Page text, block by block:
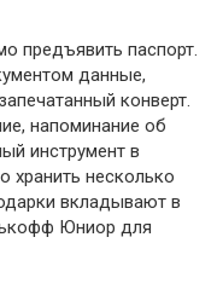
предъявить паспорт.
данные,
конверт.
напоминание об
инструмент в
хранить несколько
вкладывают в
Юниор для